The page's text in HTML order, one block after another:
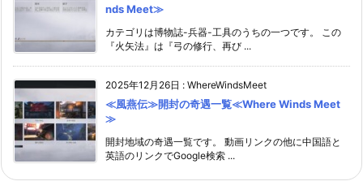
nds Meet≫
カテゴリは博物誌-兵器-工具のうちの一つです。 この
『火矢法』は『弓の修行、再び ...
2025年12月26日 : WhereWindsMeet
≪風燕伝≫開封の奇遇一覧≪Where Winds Meet
≫
開封地域の奇遇一覧です。 動画リンクの他に中国語と
英語のリンクでGoogle検索 ...